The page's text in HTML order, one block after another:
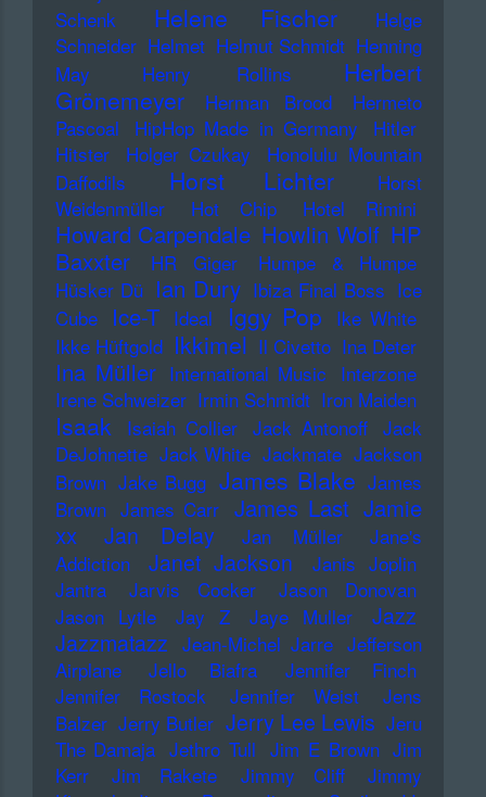
Schenk
Helene Fischer
Helge
Schneider Helmet Helmut Schmidt Henning
May
Henry Rollins
Herbert
Grönemeyer
Herman Brood
Hermeto
Pascoal
HipHop Made in Germany
Hitler
Hitster
Holger Czukay
Honolulu Mountain
Daffodils
Horst Lichter
Horst
Weidenmüller
Hot Chip Hotel Rimini
Howard Carpendale Howlin Wolf HP
Baxxter
HR Giger
Humpe & Humpe
Hüsker Dü Ian Dury Ibiza Final Boss Ice
Cube
Ice-T Ideal Iggy Pop Ike White
Ikke Hüftgold Ikkimel Il Civetto Ina Deter
Ina Müller International Music Interzone
Irene Schweizer Irmin Schmidt Iron Maiden
Isaak Isaiah Collier Jack Antonoff Jack
DeJohnette Jack White Jackmate Jackson
Brown Jake Bugg James Blake James
Brown James Carr James Last Jamie
xx
Jan Delay Jan Müller
Jane's
Addiction
Janet Jackson
Janis Joplin
Jantra
Jarvis Cocker
Jason Donovan
Jason Lytle
Jay Z Jaye Muller
Jazz
Jazzmatazz Jean-Michel Jarre Jefferson
Airplane
Jello Biafra
Jennifer Finch
Jennifer Rostock
Jennifer Weist
Jens
Balzer Jerry Butler Jerry Lee Lewis Jeru
The Damaja Jethro Tull Jim E Brown Jim
Kerr
Jim Rakete Jimmy Cliff
Jimmy